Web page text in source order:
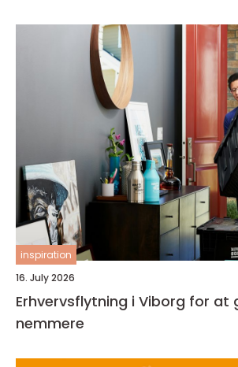
inspiration
16. July 2026
Erhvervsflytning i Viborg for at
nemmere